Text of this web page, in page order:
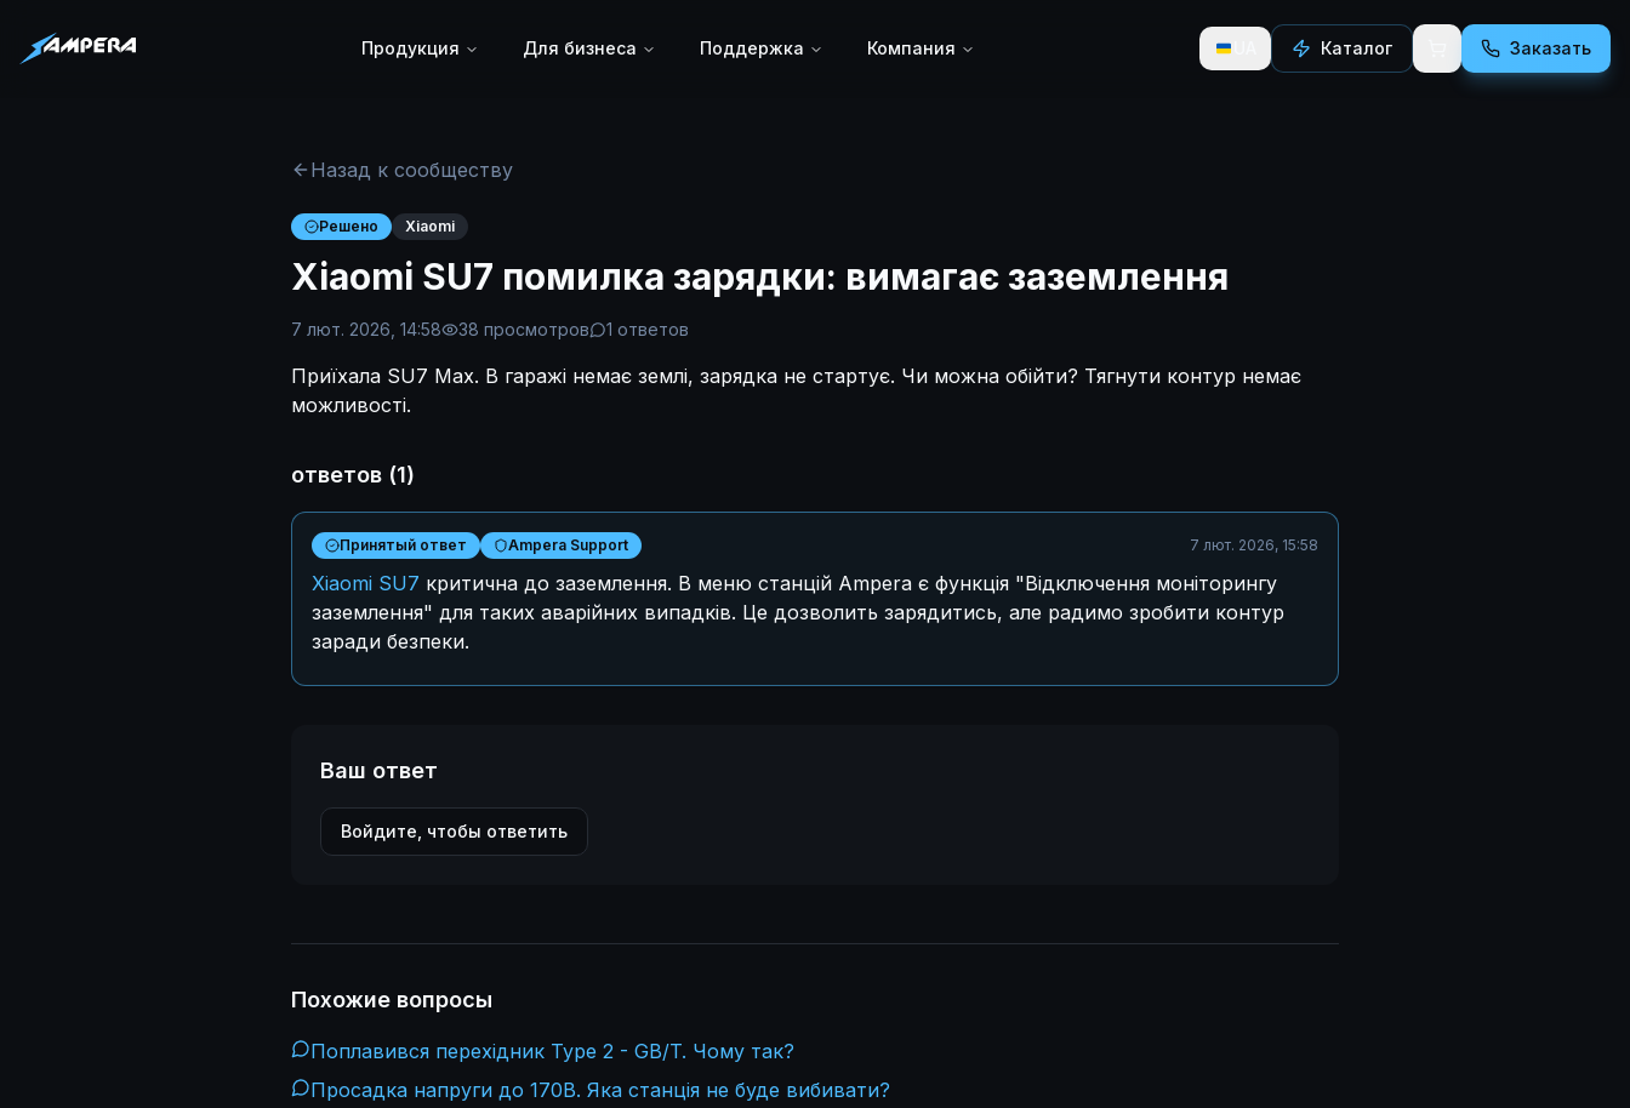
Продукция Для бизнеса Поддержка Компания Каталог Заказать
Назад к сообществу
Решено Xiaomi
Xiaomi SU7 помилка зарядки: вимагає заземлення
7 лют. 2026, 14:58 38 просмотров 1 ответов
Приїхала SU7 Max. В гаражі немає землі, зарядка не стартує. Чи можна обійти? Тягнути контур немає
можливості.
ответов (1)
Принятый ответ Ampera Support 7 лют. 2026, 15:58
Xiaomi SU7 критична до заземлення. В меню станцій Ampera є функція "Відключення моніторингу
заземлення" для таких аварійних випадків. Це дозволить зарядитись, але радимо зробити контур
заради безпеки.
Ваш ответ
Войдите, чтобы ответить
Похожие вопросы
Поплавився перехідник Type 2 - GB/T. Чому так?
Просадка напруги до 170В. Яка станція не буде вибивати?